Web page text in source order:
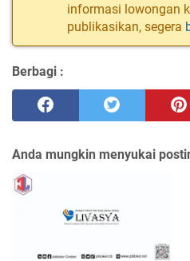
informasi lowongan
publikasikan, segera
Berbagi :
Anda mungkin menyukai